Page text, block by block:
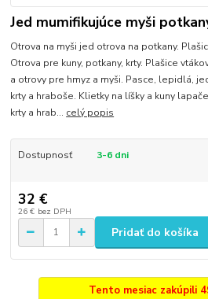
Jed mumifikujúce myši
Otrova na myši jed otrova na potkany.
Otrova pre kuny, potkany, krty. Plašice
a otrovy pre hmyz a myši. Pasce, lepidlá,
krty a hraboše. Klietky na líšky a kuny
krty a hrab... celý popis
Dostupnosť 3-6 dni
32 €
26 € bez DPH
Pridať do košíka
Tento mesiac zakúpili